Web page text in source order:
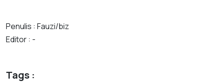
Penulis : Fauzi/biz
Editor : -
Tags :